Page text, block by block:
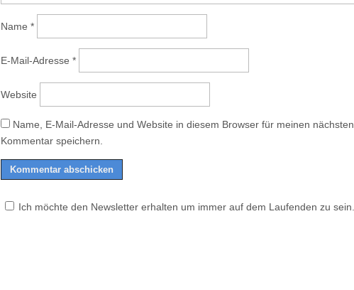
Name *
E-Mail-Adresse *
Website
Name, E-Mail-Adresse und Website in diesem Browser für meinen nächsten
Kommentar speichern.
Ich möchte den Newsletter erhalten um immer auf dem Laufenden zu sein.